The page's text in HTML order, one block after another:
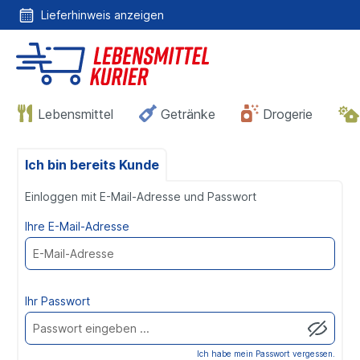
Lieferhinweis
Lieferhinweis anzeigen
Lebensmittel Getränke Drogerie
Anmelden
oder
Registrieren
Ich bin bereits Kunde
Einloggen mit E-Mail-Adresse und Passwort
Ihre E-Mail-Adresse
Ihr Passwort
Ich habe mein Passwort vergessen.